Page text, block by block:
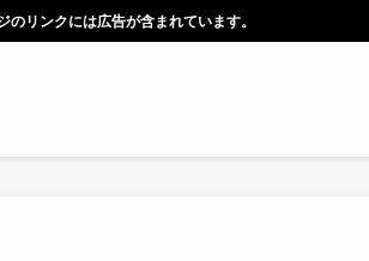
のリンクには広告が含まれています。